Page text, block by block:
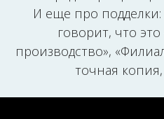
И еще про
говорит, что
производство»,
точная